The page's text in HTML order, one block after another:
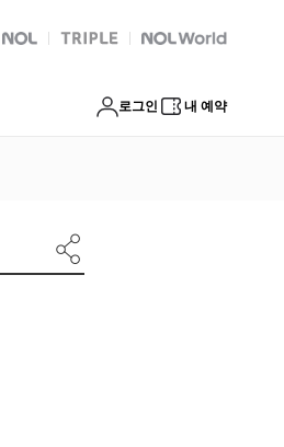
NOL 트리플 Global Interpark
로그인 내 예약